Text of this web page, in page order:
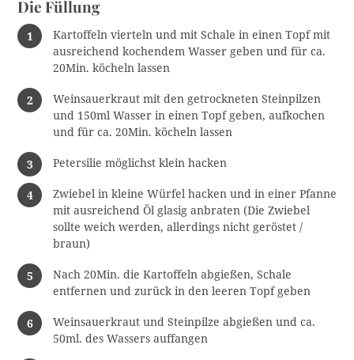
Die Füllung
Kartoffeln vierteln und mit Schale in einen Topf mit
ausreichend kochendem Wasser geben und für ca.
20Min. köcheln lassen
Weinsauerkraut mit den getrockneten Steinpilzen
und 150ml Wasser in einen Topf geben, aufkochen
und für ca. 20Min. köcheln lassen
Petersilie möglichst klein hacken
Zwiebel in kleine Würfel hacken und in einer Pfanne
mit ausreichend Öl glasig anbraten (Die Zwiebel
sollte weich werden, allerdings nicht geröstet /
braun)
Nach 20Min. die Kartoffeln abgießen, Schale
entfernen und zurück in den leeren Topf geben
Weinsauerkraut und Steinpilze abgießen und ca.
50ml. des Wassers auffangen